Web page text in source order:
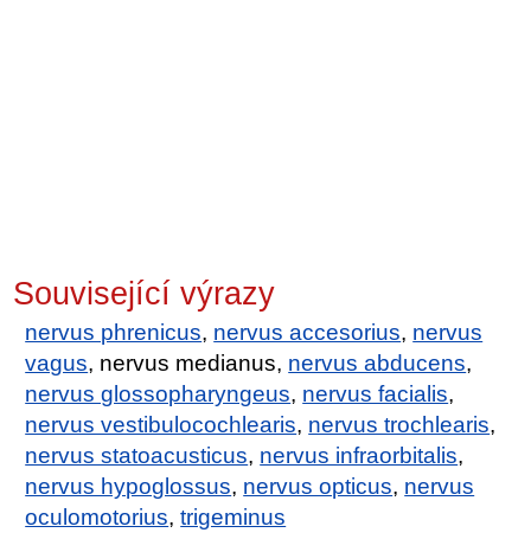
Související výrazy
nervus phrenicus, nervus accesorius, nervus
vagus, nervus medianus, nervus abducens,
nervus glossopharyngeus, nervus facialis,
nervus vestibulocochlearis, nervus trochlearis,
nervus statoacusticus, nervus infraorbitalis,
nervus hypoglossus, nervus opticus, nervus
oculomotorius,trigeminus